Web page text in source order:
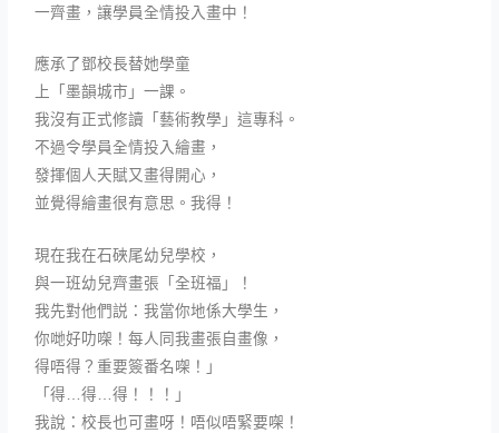
一齊畫，讓學員全情投入畫中！
應承了鄧校長替她學童
上「墨韻城市」一課。
我沒有正式修讀「藝術教學」這專科。
不過令學員全情投入繪畫，
發揮個人天賦又畫得開心，
並覺得繪畫很有意思。我得！
現在我在石硤尾幼兒學校，
與一班幼兒齊畫張「全班福」！
我先對他們説：我當你地係大學生，
你哋好叻㗎！每人同我畫張自畫像，
得唔得？重要簽番名㗎！」
「得…得…得！！！」
我說：校長也可畫呀！唔似唔緊要㗎！